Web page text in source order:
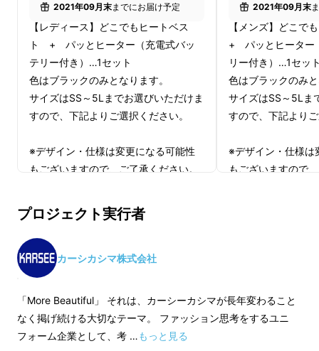
今回、マクアケでは【どこでもヒートベスト】
+『パッとヒーター（充電式バッテリー付
き）』のセットをお値打ちな価格で販売いたし
季節の変わり目で肌寒くなってきたときのとっ
方も多いのではないでしょうか？
ビジネスシーンはもちろんのこと、通勤やプラ
イベートシーンなどでこれから
あったかインナーベストの誕生です！
2021年09月末までにお届け予定
【レディース】どこでもヒートベス
ト + パッとヒーター（充電式バッ
テリー付き）…1セット
色はブラックのみとなります。
サイズはSS～5Lまでお選びいただけま
すので、下記よりご選択ください。
※デザイン・仕様は変更になる可能性
もございますので、ご了承ください。
製造工程上の都合等により出荷時期が
遅れる場合があります。
2021年09月末
【メンズ】どこ
+ パッとヒーター
リー付き）…1セッ
色はブラックのみ
サイズはSS～5Lま
すので、下記より
※デザイン・仕様は
もございますので
プロジェクト実行者
カーシカシマ株式会社
「More Beautiful」 それは、カーシーカシマが長年変わること
なく掲げ続ける大切なテーマ。 ファッション思考をするユニ
フォーム企業として、考 …もっと見る